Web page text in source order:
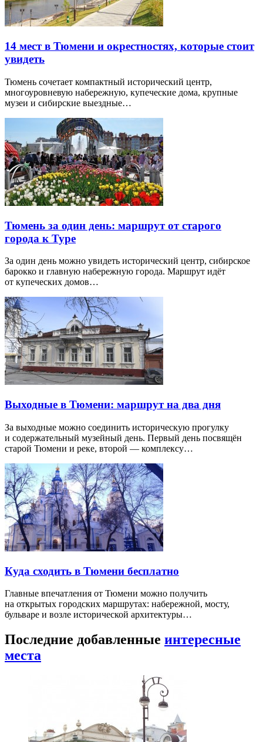
14 мест в Тюмени и окрестностях, которые стоит
увидеть
Тюмень сочетает компактный исторический центр,
многоуровневую набережную, купеческие дома, крупные
музеи и сибирские выездные…
Тюмень за один день: маршрут от старого
города к Туре
За один день можно увидеть исторический центр, сибирское
барокко и главную набережную города. Маршрут идёт
от купеческих домов…
Выходные в Тюмени: маршрут на два дня
За выходные можно соединить историческую прогулку
и содержательный музейный день. Первый день посвящён
старой Тюмени и реке, второй — комплексу…
Куда сходить в Тюмени бесплатно
Главные впечатления от Тюмени можно получить
на открытых городских маршрутах: набережной, мосту,
бульваре и возле исторической архитектуры…
Последние добавленные интересные
места